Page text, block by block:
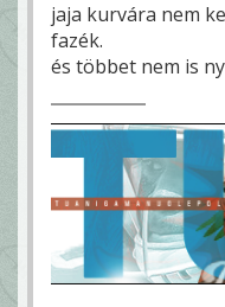
jaja kurvára nem
fazék.
és többet nem is